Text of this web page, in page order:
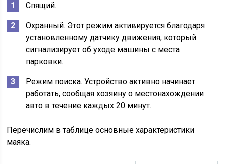
Спящий.
Охранный. Этот режим активируется благодаря
установленному датчику движения, который
сигнализирует об уходе машины с места
парковки.
Режим поиска. Устройство активно начинает
работать, сообщая хозяину о местонахождении
авто в течение каждых 20 минут.
Перечислим в таблице основные характеристики
маяка.